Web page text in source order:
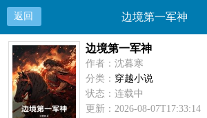
返回 边境第一军神
边境第一军神
作者：沈暮寒
分类： 穿越小说
状态：连载中
更新：2026-08-07T17:33:14